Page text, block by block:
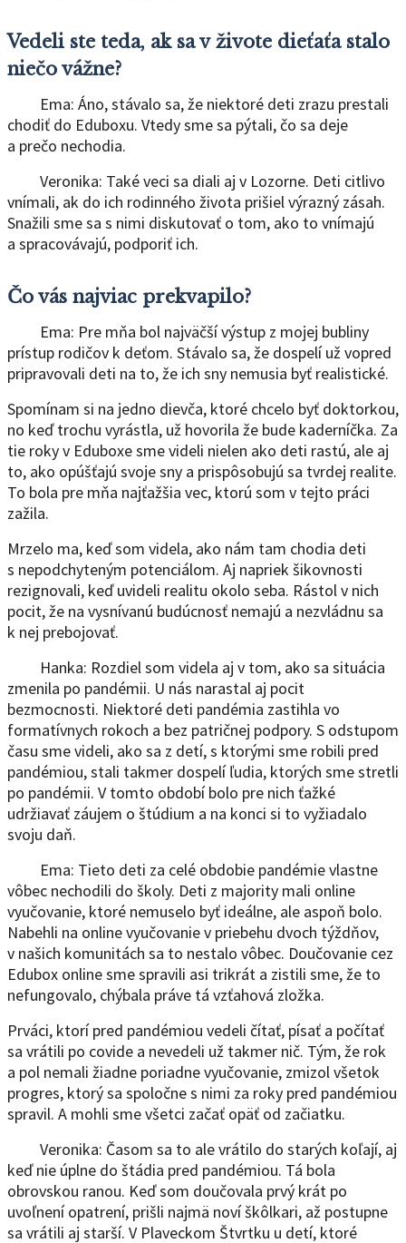
Vedeli ste teda, ak sa v živote dieťaťa stalo
niečo vážne?
Ema: Áno, stávalo sa, že niektoré deti zrazu prestali
chodiť do Eduboxu. Vtedy sme sa pýtali, čo sa deje
a prečo nechodia.
Veronika: Také veci sa diali aj v Lozorne. Deti citlivo
vnímali, ak do ich rodinného života prišiel výrazný zásah.
Snažili sme sa s nimi diskutovať o tom, ako to vnímajú
a spracovávajú, podporiť ich.
Čo vás najviac prekvapilo?
Ema: Pre mňa bol najväčší výstup z mojej bubliny
prístup rodičov k deťom. Stávalo sa, že dospelí už vopred
pripravovali deti na to, že ich sny nemusia byť realistické.
Spomínam si na jedno dievča, ktoré chcelo byť doktorkou,
no keď trochu vyrástla, už hovorila že bude kaderníčka. Za
tie roky v Eduboxe sme videli nielen ako deti rastú, ale aj
to, ako opúšťajú svoje sny a prispôsobujú sa tvrdej realite.
To bola pre mňa najťažšia vec, ktorú som v tejto práci
zažila.
Mrzelo ma, keď som videla, ako nám tam chodia deti
s nepodchyteným potenciálom. Aj napriek šikovnosti
rezignovali, keď uvideli realitu okolo seba. Rástol v nich
pocit, že na vysnívanú budúcnosť nemajú a nezvládnu sa
k nej prebojovať.
Hanka: Rozdiel som videla aj v tom, ako sa situácia
zmenila po pandémii. U nás narastal aj pocit
bezmocnosti. Niektoré deti pandémia zastihla vo
formatívnych rokoch a bez patričnej podpory. S odstupom
času sme videli, ako sa z detí, s ktorými sme robili pred
pandémiou, stali takmer dospelí ľudia, ktorých sme stretli
po pandémii. V tomto období bolo pre nich ťažké
udržiavať záujem o štúdium a na konci si to vyžiadalo
svoju daň.
Ema: Tieto deti za celé obdobie pandémie vlastne
vôbec nechodili do školy. Deti z majority mali online
vyučovanie, ktoré nemuselo byť ideálne, ale aspoň bolo.
Nabehli na online vyučovanie v priebehu dvoch týždňov,
v našich komunitách sa to nestalo vôbec. Doučovanie cez
Edubox online sme spravili asi trikrát a zistili sme, že to
nefungovalo, chýbala práve tá vzťahová zložka.
Prváci, ktorí pred pandémiou vedeli čítať, písať a počítať
sa vrátili po covide a nevedeli už takmer nič. Tým, že rok
a pol nemali žiadne poriadne vyučovanie, zmizol všetok
progres, ktorý sa spoločne s nimi za roky pred pandémiou
spravil. A mohli sme všetci začať opäť od začiatku.
Veronika: Časom sa to ale vrátilo do starých koľají, aj
keď nie úplne do štádia pred pandémiou. Tá bola
obrovskou ranou. Keď som doučovala prvý krát po
uvoľnení opatrení, prišli najmä noví škôlkari, až postupne
sa vrátili aj starší. V Plaveckom Štvrtku u detí, ktoré